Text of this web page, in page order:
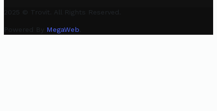
2025 © Trovit. All Rights Reserved.
Powered By MegaWeb